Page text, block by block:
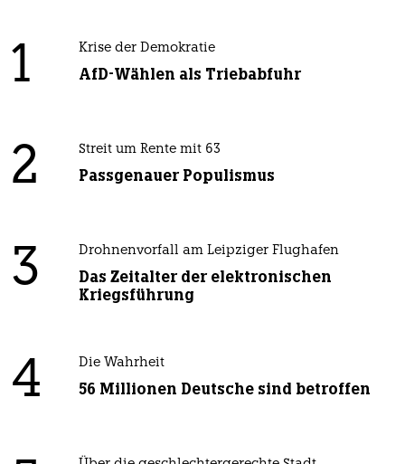
1 Krise der Demokratie
AfD-Wählen als Triebabfuhr
2 Streit um Rente mit 63
Passgenauer Populismus
3 Drohnenvorfall am Leipziger Flughafen
Das Zeitalter der elektronischen
Kriegsführung
4 Die Wahrheit
56 Millionen Deutsche sind betroffen